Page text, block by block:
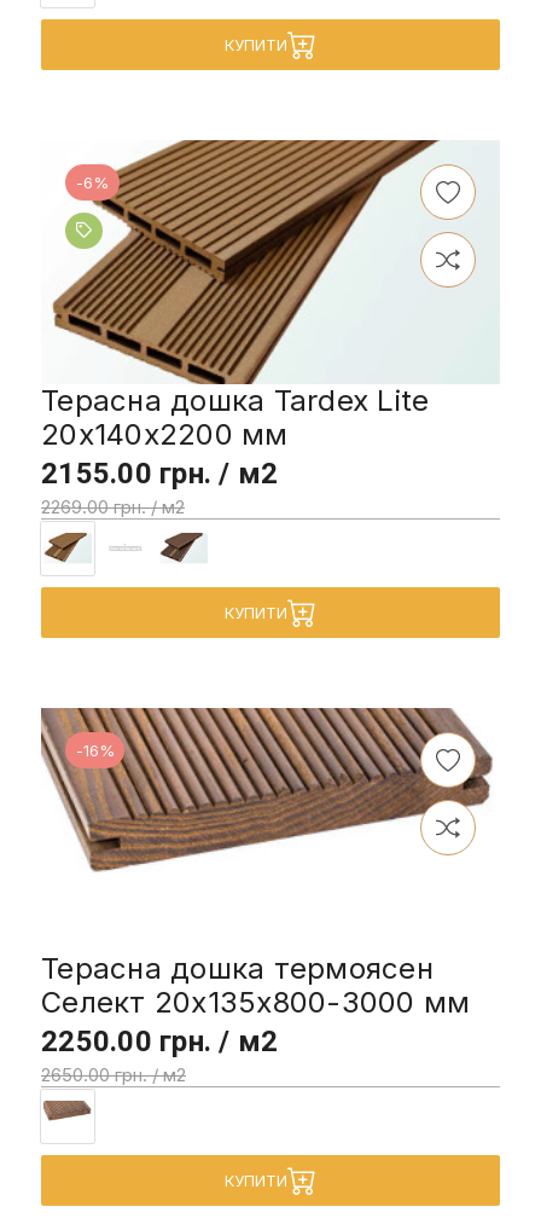
КУПИТИ
-6%
Терасна дошка Tardex Lite
20х140х2200 мм
2155.00 грн. / м2
2269.00 грн. / м2
КУПИТИ
-16%
Терасна дошка термоясен
Селект 20x135x800-3000 мм
2250.00 грн. / м2
2650.00 грн. / м2
КУПИТИ